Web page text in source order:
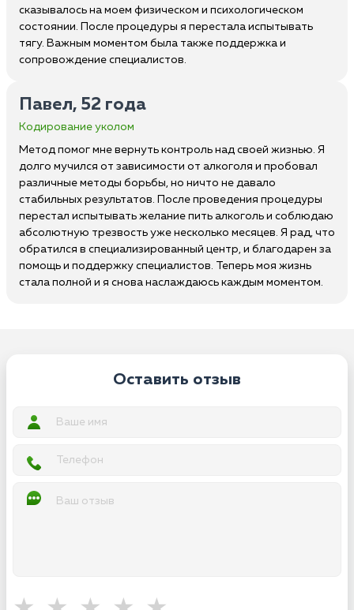
сказывалось на моем физическом и психологическом
состоянии. После процедуры я перестала испытывать
тягу. Важным моментом была также поддержка и
сопровождение специалистов.
Павел, 52 года
Кодирование уколом
Метод помог мне вернуть контроль над своей жизнью. Я
долго мучился от зависимости от алкоголя и пробовал
различные методы борьбы, но ничто не давало
стабильных результатов. После проведения процедуры
перестал испытывать желание пить алкоголь и соблюдаю
абсолютную трезвость уже несколько месяцев. Я рад, что
обратился в специализированный центр, и благодарен за
помощь и поддержку специалистов. Теперь моя жизнь
стала полной и я снова наслаждаюсь каждым моментом.
Оставить отзыв